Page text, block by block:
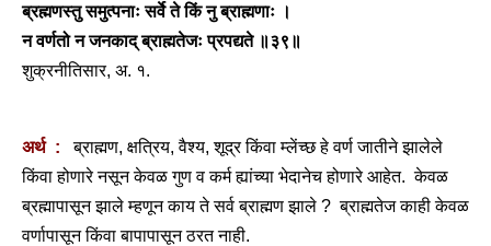
ब्रह्मणस्तु समुत्पनाः सर्वे ते किं नु ब्राह्मणाः ।
न वर्णतो न जनकाद् ब्राह्मतेजः प्रपद्यते ॥३९॥
शुक्रनीतिसार, अ. १.
अर्थ : ब्राह्मण, क्षत्रिय, वैश्य, शूद्र किंवा म्लेंच्छ हे वर्ण जातीने झालेले
किंवा होणारे नसून केवळ गुण व कर्म ह्यांच्या भेदानेच होणारे आहेत. केवळ
ब्रह्मापासून झाले म्हणून काय ते सर्व ब्राह्मण झाले ? ब्राह्मतेज काही केवळ
वर्णापासून किंवा बापापासून ठरत नाही.